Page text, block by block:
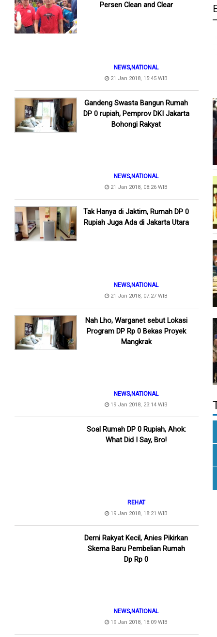
Persen Clean and Clear
NEWS,NATIONAL
21 Jan 2018, 15:45 WIB
Gandeng Swasta Bangun Rumah
DP 0 rupiah, Pemprov DKI Jakarta
Bohongi Rakyat
NEWS,NATIONAL
21 Jan 2018, 08:26 WIB
Tak Hanya di Jaktim, Rumah DP 0
Rupiah Juga Ada di Jakarta Utara
NEWS,NATIONAL
21 Jan 2018, 07:27 WIB
Nah Lho, Warganet sebut Lokasi
Program DP Rp 0 Bekas Proyek
Mangkrak
NEWS,NATIONAL
19 Jan 2018, 23:14 WIB
Soal Rumah DP 0 Rupiah, Ahok:
What Did I Say, Bro!
REHAT
19 Jan 2018, 18:21 WIB
Demi Rakyat Kecil, Anies Pikirkan
Skema Baru Pembelian Rumah
Dp Rp 0
NEWS,NATIONAL
19 Jan 2018, 18:09 WIB